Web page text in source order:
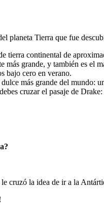
planeta Tierra que fue
tierra continental de
más grande, y también es el
bajo cero en verano.
más grande del mundo:
cruzar el pasaje de
cruzó la idea de ir a la